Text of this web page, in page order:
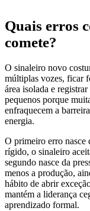
Quais erros
comete?
O sinaleiro novo
múltiplas vozes, ficar
área isolada e
pequenos porque
enfraquecem a
energia.
O primeiro erro nasce
rígido, o sinaleiro
segundo nasce da
menos a produção,
hábito de abrir
mantém a liderança
aprendizado formal.